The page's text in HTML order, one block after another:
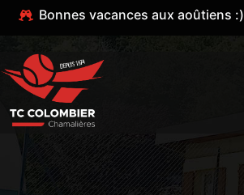
Bonnes vacances aux aoûtiens :)